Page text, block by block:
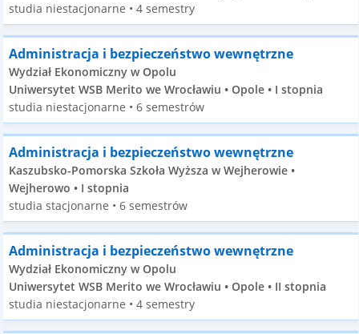
studia niestacjonarne • 4 semestry
Administracja i bezpieczeństwo wewnętrzne
Wydział Ekonomiczny w Opolu
Uniwersytet WSB Merito we Wrocławiu • Opole • I stopnia
studia niestacjonarne • 6 semestrów
Administracja i bezpieczeństwo wewnętrzne
Kaszubsko-Pomorska Szkoła Wyższa w Wejherowie •
Wejherowo • I stopnia
studia stacjonarne • 6 semestrów
Administracja i bezpieczeństwo wewnętrzne
Wydział Ekonomiczny w Opolu
Uniwersytet WSB Merito we Wrocławiu • Opole • II stopnia
studia niestacjonarne • 4 semestry